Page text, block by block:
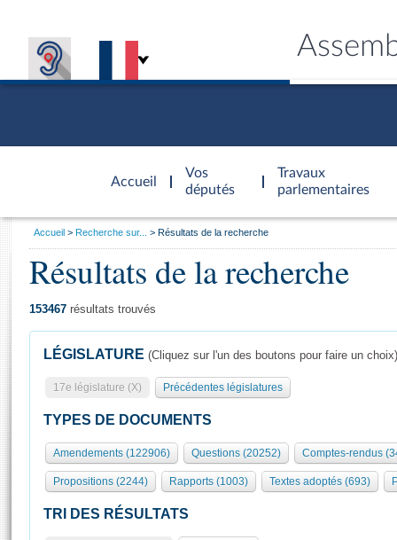
Accueil
d'accueil
Vos
députés
Travaux
parlementaires
Présidence
577 députés
Groupes politiques
Séance publique
Commissions et autres organes
Europe et International
Général
Rôle et pouvoirs de l'Assemblée
Organisation de l'Assemblée
Présidence Conférence des Présidents Bureau Collège des
Visiter l'Assemblée
Visite virtuelle du palais Bourbon
Assister à une séance
Vous
Accueil Recherche sur... Résultats de la recherche
Résultats de la recherche
153467 résultats trouvés
LÉGISLATURE (Cliquez sur l'un des boutons pour faire un choix)
17e législature (X) Précédentes législatures
TYPES DE DOCUMENTS
Amendements (122906) Questions (20252) Comptes-rendus
Propositions (2244) Rapports (1003) Textes adoptés (693)
TRI DES RÉSULTATS